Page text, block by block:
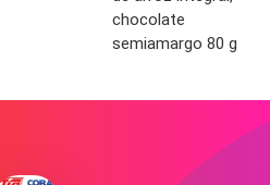
chocolate
semiamargo 80 g